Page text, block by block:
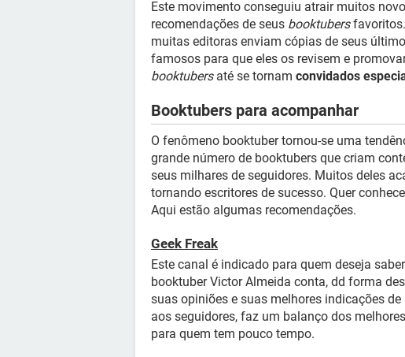
Este movimento conseguiu atrair muitos
recomendações de seus booktubersfavoritos.
muitas editoras enviam cópias de seus
famosos para que eles os revisem e
booktubersaté se tornam convidados
Booktubers para acompanhar
O fenômeno booktuber tornou-se uma
grande número de booktubers que criam
seus milhares de seguidores. Muitos deles
tornando escritores de sucesso. Quer
Aqui estão algumas recomendações.
Geek Freak
Este canal é indicado para quem deseja
booktuber Victor Almeida conta, dd forma
suas opiniões e suas melhores indicações
aos seguidores, faz um balanço dos
para quem tem pouco tempo.